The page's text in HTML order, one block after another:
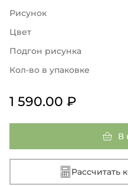
Рисунок
Цвет
Подгон рисунка
Кол-во в упаковке
1 590.00 ₽
В
Рассчитать